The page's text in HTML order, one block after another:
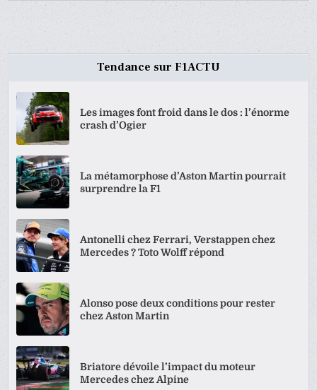
Tendance sur F1ACTU
Les images font froid dans le dos : l’énorme
crash d’Ogier
La métamorphose d’Aston Martin pourrait
surprendre la F1
Antonelli chez Ferrari, Verstappen chez
Mercedes ? Toto Wolff répond
Alonso pose deux conditions pour rester
chez Aston Martin
Briatore dévoile l’impact du moteur
Mercedes chez Alpine